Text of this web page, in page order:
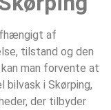
af
tilstand og den
man forvente at
bilvask i Skørping,
der tilbyder